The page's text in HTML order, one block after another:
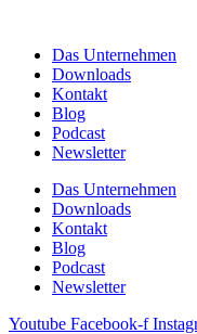
springenDas Unternehmen
Downloads
Kontakt
Blog
Podcast
Newsletter
Das Unternehmen
Downloads
Kontakt
Blog
Podcast
Newsletter
Youtube Facebook-f